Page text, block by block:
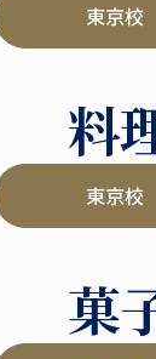
東京校
料
東京校
菓